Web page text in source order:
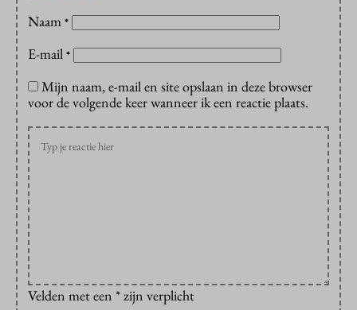
Naam *
E-mail *
Mijn naam, e-mail en site opslaan in deze browser
voor de volgende keer wanneer ik een reactie plaats.
Velden met een * zijn verplicht